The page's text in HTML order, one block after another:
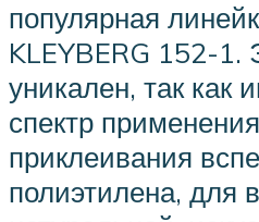
популярная
KLEYBERG 152-1.
уникален, так как
спектр
приклеивания
полиэтилена, для